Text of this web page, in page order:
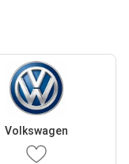
Volkswagen